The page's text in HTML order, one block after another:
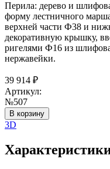
Перила: дерево и
форму лестничного
верхней части Ф38 и
декоративную крышку,
ригелями Ф16 из
нержавейки.
39 914 ₽
Артикул:
№507
В корзину
3D